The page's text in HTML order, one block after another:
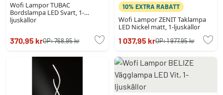
Wofi Lampor TUBAC
Bordslampa LED Svart, 1-
ljuskällor
370,95 krOP:768,95 kr
10% EXTRA RABATT
Wofi Lampor ZENIT Taklampa
LED Nickel matt, 1-ljuskällor
1 037,95 krOP:1 977,95 kr